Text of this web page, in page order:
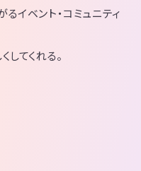
イベント・コミュニティ
てくれる。